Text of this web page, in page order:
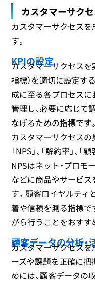
カスタマーサク
カスタマーサクセス
す。
KPIの設定
カスタマーサクセスを
指標）を適切に設定す
成に至る各プロセスに
管理し、必要に応じて
なげるための指標です。
カスタマーサクセスの
「NPS」、「解約率」、
NPSはネット・プロモ
などに商品やサービ
す。顧客ロイヤルティ
着や信頼を測る指標で
がら行うことをおすす
顧客データの分析・
カスタマーサクセスを
ーズや課題を正確に把
めには、顧客データの